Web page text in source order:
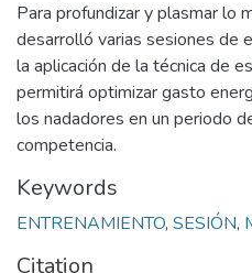
Para profundizar y plasmar lo
desarrolló varias sesiones de
la aplicación de la técnica de
permitirá optimizar gasto
los nadadores en un periodo
competencia.
Keywords
ENTRENAMIENTO, SESIÓN,
Citation